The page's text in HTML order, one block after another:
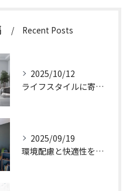
Recent Posts
2025/10/12
ライフスタイルに寄り添う快適な新築一戸建て設計
2025/09/19
環境配慮と快適性を両立させた新築一戸建ての暮らし方